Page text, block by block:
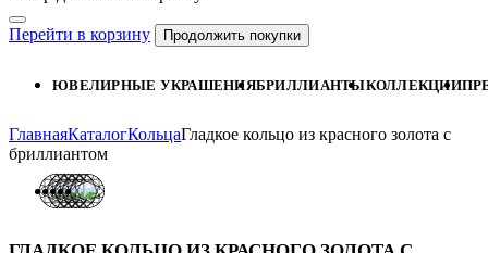
Перейти в корзину Продолжить покупки
ЮВЕЛИРНЫЕ УКРАШЕНИЯБРИЛЛИАНТЫКОЛЛЕКЦИИ
ГлавнаяКаталогКольцаГладкое кольцо из красного золота с
бриллиантом